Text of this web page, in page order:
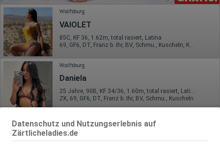
Datenschutz und Nutzungserlebnis auf
Zärtlicheladies.de
Wolfsburg
VAIOLET
85C, KF 36, 1.62m, total rasiert, Latina
69, GF6, DT, Franz b. Ihr, BV, Schmu., Kuscheln, Körperküs.
Wolfsburg
Daniela
25 Jahre, 90B, KF 34/36, 1.60m, total rasiert, Latina
ZK, 69, GF6, DT, Franz b. Ihr, BV, Schmu., Kuscheln
Hanna